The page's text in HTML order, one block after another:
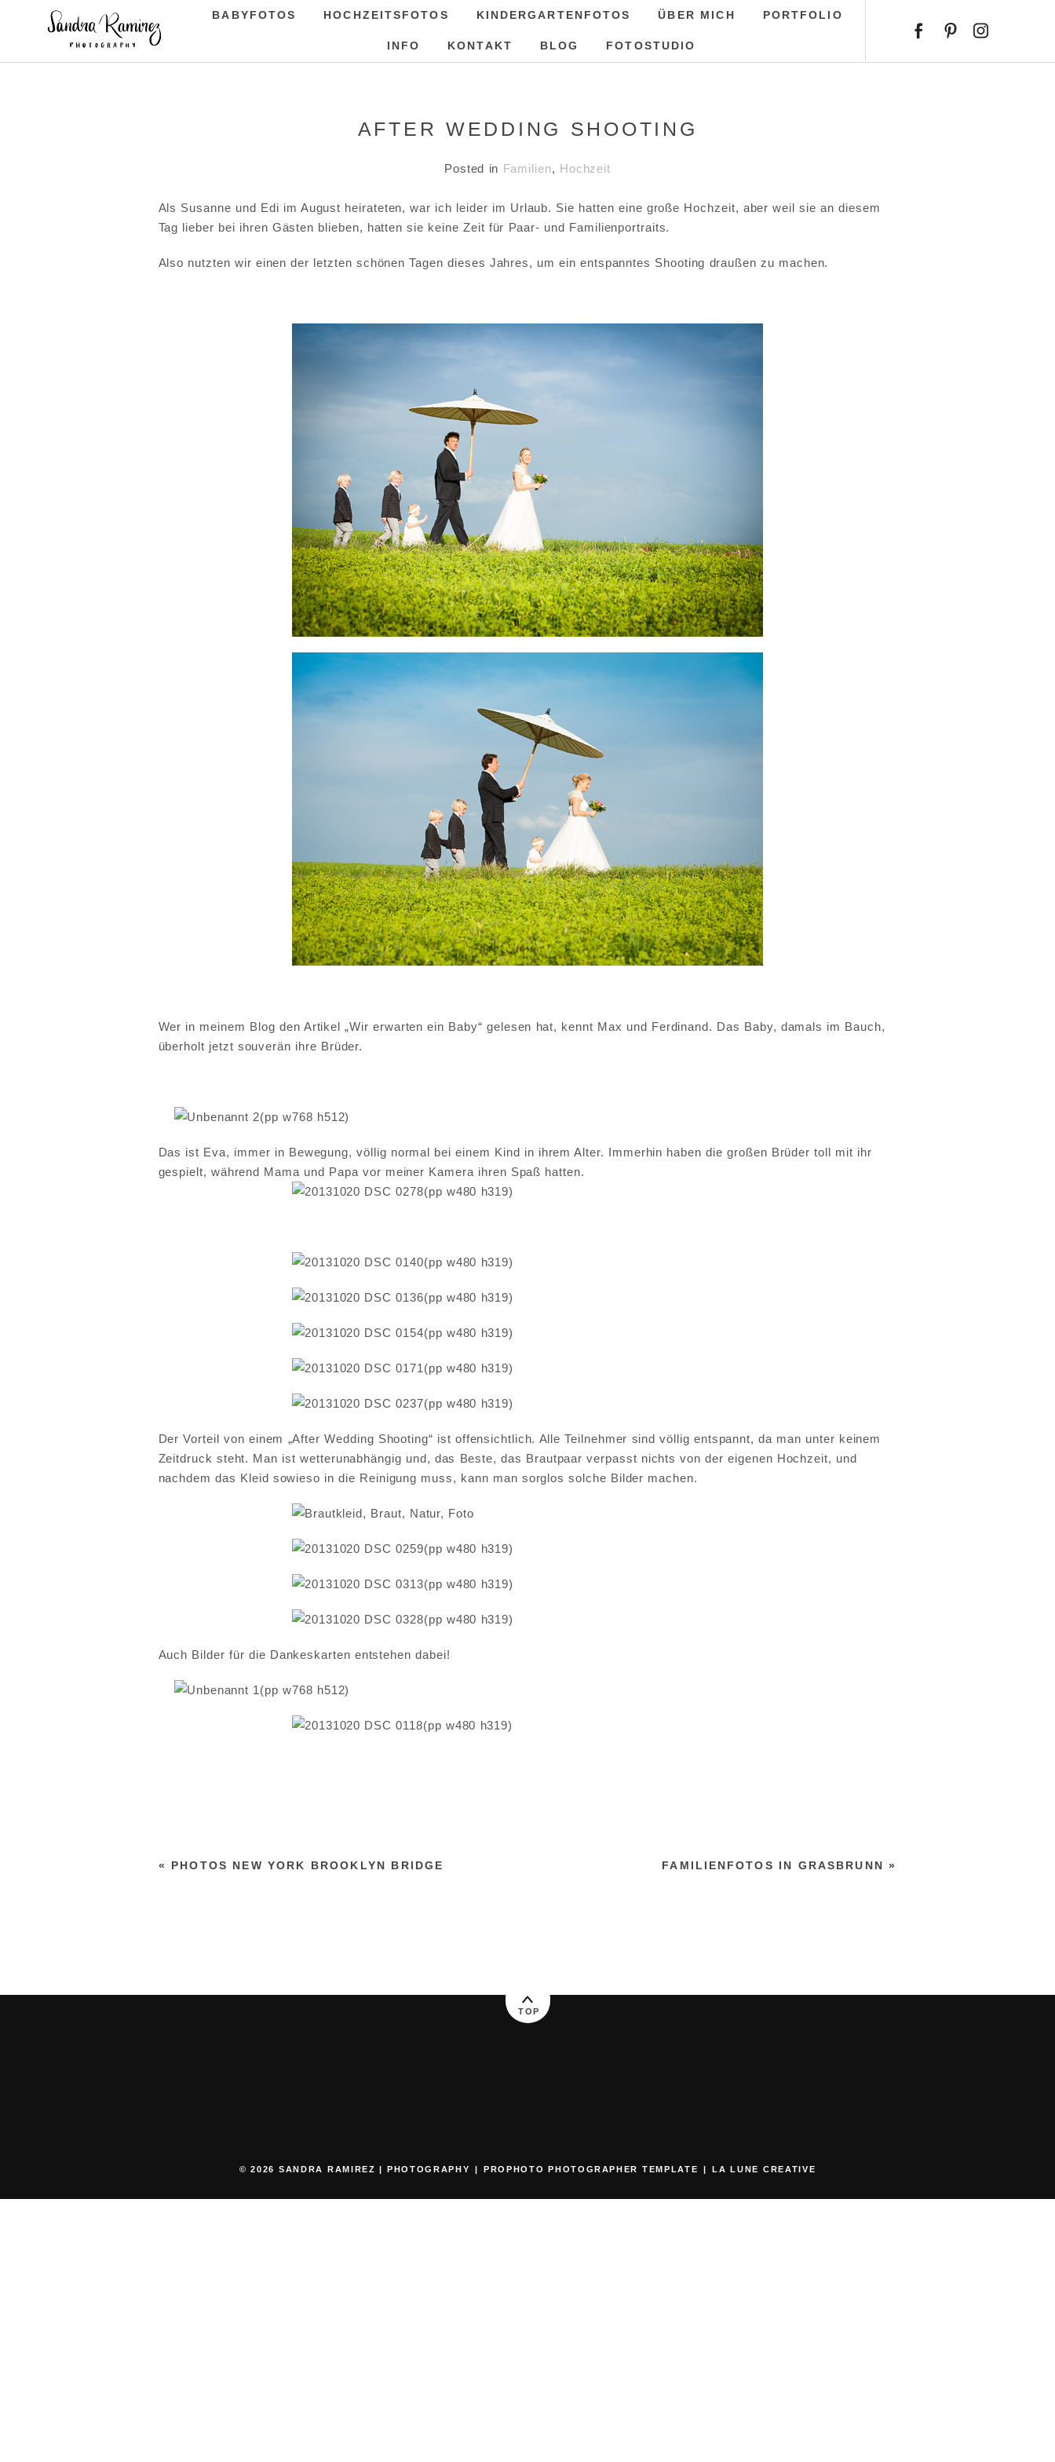
BABYFOTOS HOCHZEITSFOTOS KINDERGARTENFOTOS ÜBER MICH PORTFOLIO
INFO KONTAKT BLOG FOTOSTUDIO
AFTER WEDDING SHOOTING
Posted in Familien, Hochzeit
Als Susanne und Edi im August heirateten, war ich leider im Urlaub. Sie hatten eine große Hochzeit, aber weil sie an diesem
Tag lieber bei ihren Gästen blieben, hatten sie keine Zeit für Paar- und Familienportraits.
Also nutzten wir einen der letzten schönen Tagen dieses Jahres, um ein entspanntes Shooting draußen zu machen.
Wer in meinem Blog den Artikel „Wir erwarten ein Baby“ gelesen hat, kennt Max und Ferdinand. Das Baby, damals im Bauch,
überholt jetzt souverän ihre Brüder.
Das ist Eva, immer in Bewegung, völlig normal bei einem Kind in ihrem Alter. Immerhin haben die großen Brüder toll mit ihr
gespielt, während Mama und Papa vor meiner Kamera ihren Spaß hatten.
Der Vorteil von einem „After Wedding Shooting“ ist offensichtlich. Alle Teilnehmer sind völlig entspannt, da man unter keinem
Zeitdruck steht. Man ist wetterunabhängig und, das Beste, das Brautpaar verpasst nichts von der eigenen Hochzeit, und
nachdem das Kleid sowieso in die Reinigung muss, kann man sorglos solche Bilder machen.
Auch Bilder für die Dankeskarten entstehen dabei!
« PHOTOS NEW YORK BROOKLYN BRIDGE FAMILIENFOTOS IN GRASBRUNN »
TOP
© 2026 SANDRA RAMIREZ | PHOTOGRAPHY | PROPHOTO PHOTOGRAPHER TEMPLATE | LA LUNE CREATIVE